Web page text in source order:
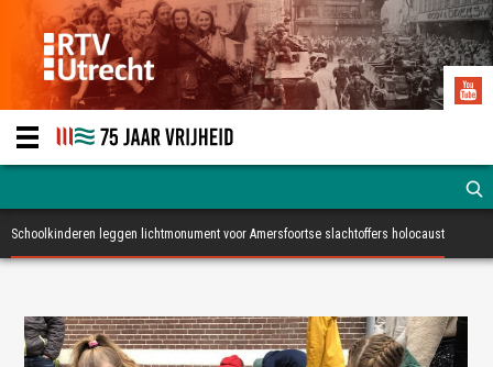
Schoolkinderen leggen lichtmonument voor Amersfoortse slachtoffers holocaust